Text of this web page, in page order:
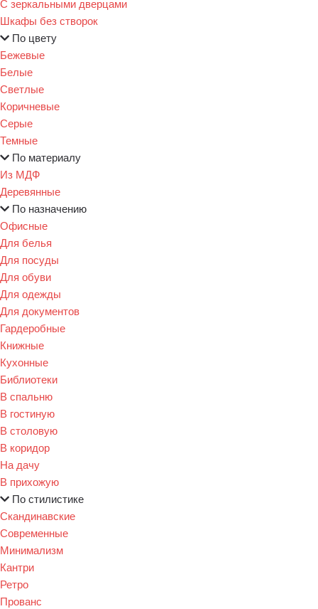
С зеркальными дверцами
Шкафы без створок
По цвету
Бежевые
Белые
Светлые
Коричневые
Серые
Темные
По материалу
Из МДФ
Деревянные
По назначению
Офисные
Для белья
Для посуды
Для обуви
Для одежды
Для документов
Гардеробные
Книжные
Кухонные
Библиотеки
В спальню
В гостиную
В столовую
В коридор
На дачу
В прихожую
По стилистике
Скандинавские
Современные
Минимализм
Кантри
Ретро
Прованс